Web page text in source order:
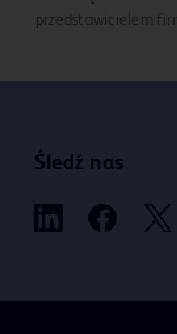
przedstawicielem
Śledź nas